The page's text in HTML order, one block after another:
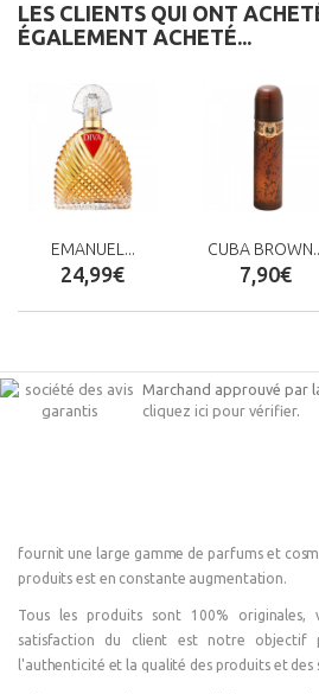
LES CLIENTS QUI ONT
ÉGALEMENT ACHETÉ...
EMANUEL...
24,99€
CUBA
7,90€
Marchand approuvé par
cliquez ici pour vérifier.
fournit une large gamme de parfums et
produits est en constante augmentation.
Tous les produits sont 100%
satisfaction du client est notre objectif
l'authenticité et la qualité des produits et des